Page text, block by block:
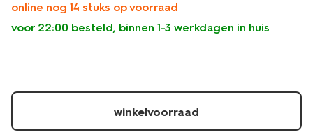
neutral-
11290356.html
online nog 14 stuks op voorraad
voor 22:00 besteld, binnen 1-3 werkdagen in huis
winkelvoorraad